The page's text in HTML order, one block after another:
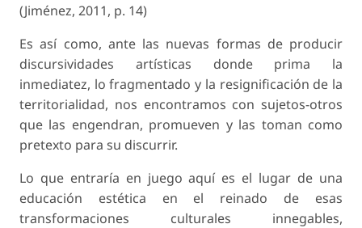
(Jiménez, 2011, p. 14)
Es así como, ante las nuevas formas de producir
discursividades artísticas donde prima la
inmediatez, lo fragmentado y la resignificación de la
territorialidad, nos encontramos con sujetos-otros
que las engendran, promueven y las toman como
pretexto para su discurrir.
Lo que entraría en juego aquí es el lugar de una
educación estética en el reinado de esas
transformaciones culturales innegables,